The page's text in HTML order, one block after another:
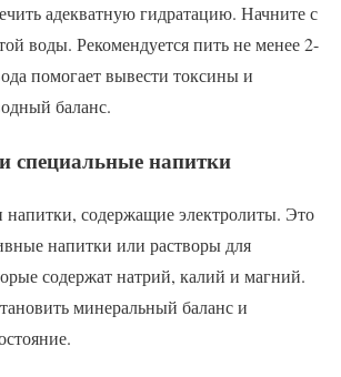
адекватную гидратацию. Начните с
воды. Рекомендуется пить не менее 2-
помогает вывести токсины и
баланс.
специальные напитки
напитки, содержащие электролиты. Это
напитки или растворы для
содержат натрий, калий и магний.
минеральный баланс и